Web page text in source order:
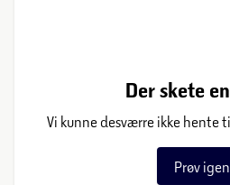
Der skete
Vi kunne desværre ikke hente
Prøv igen